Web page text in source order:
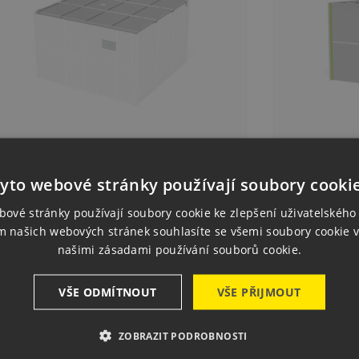
Roof For Laser Welding Cell
Delivery 1–2 weeks
Request product
 Quick view
[2-
Price
webové stránky používají soubory
stránky používají soubory cookie ke zlepšení
našich webových stránek souhlasíte se všemi soubory cookie
našimi zásadami používání souborů cookie.
VŠE PŘIJMOUT
VŠE ODMÍTNOUT
ZOBRAZIT PODROBNOSTI